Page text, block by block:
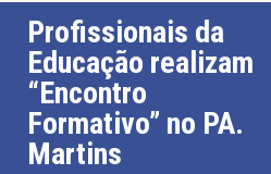
Profissionais da
Educação realizam
“Encontro
Formativo” no PA.
Martins